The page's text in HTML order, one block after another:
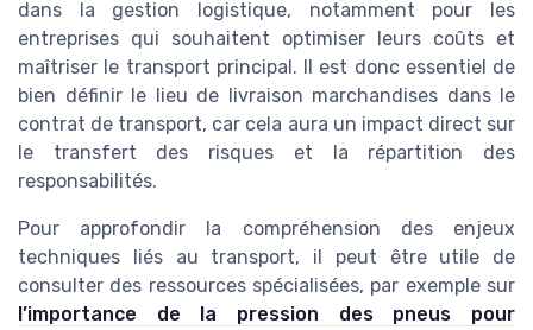
dans la gestion logistique, notamment pour les
entreprises qui souhaitent optimiser leurs coûts et
maîtriser le transport principal. Il est donc essentiel de
bien définir le lieu de livraison marchandises dans le
contrat de transport, car cela aura un impact direct sur
le transfert des risques et la répartition des
responsabilités.
Pour approfondir la compréhension des enjeux
techniques liés au transport, il peut être utile de
consulter des ressources spécialisées, par exemple sur
l’importance de la pression des pneus pour